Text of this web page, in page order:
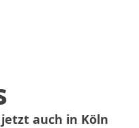
auch in Köln